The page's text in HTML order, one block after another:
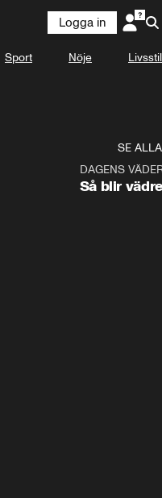
Logga in
Sport Nöje Livsstil
SE ALLA
DAGENS
Så blir